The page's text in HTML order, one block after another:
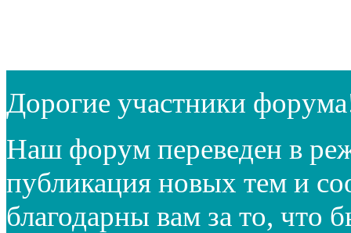
Дорогие участники
Наш форум переведен в
публикация новых тем и
благодарны вам за то, что